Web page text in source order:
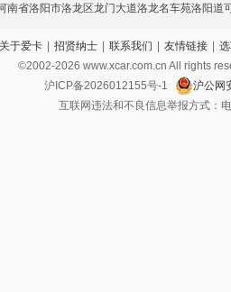
南省洛阳市洛龙区龙门大道洛龙名车苑洛阳道
关于爱卡 | 招贤纳士 | 联系我们 | 友情链接 |
©2002-2026 www.xcar.com.cn All rights
沪ICP备2026012155号-1
沪公网
互联网违法和不良信息举报方式：